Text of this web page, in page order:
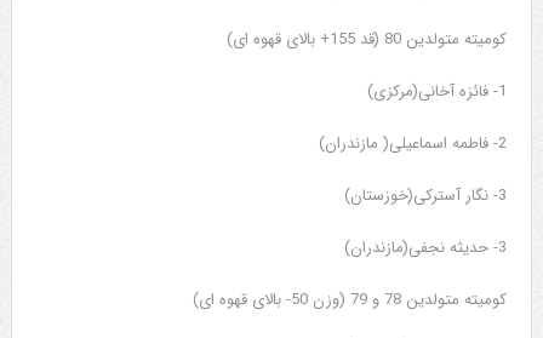
کومیته متولدین 80 (قد 155+ بالای قهوه ای)
1- فائزه آخانی(مرکزی)
2- فاطمه اسماعیلی( مازندران)
3- نگار آسترکی(خوزستان)
3- حدیثه نجفی(مازندران)
کومیته متولدین 78 و 79 (وزن 50- بالای قهوه ای)